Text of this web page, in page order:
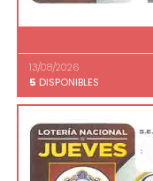
13/08/2026
5 DISPONIBLES